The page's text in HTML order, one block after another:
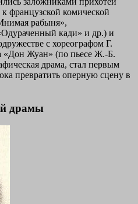
французской комической
рабыня»,
кади» и др.) и
с хореографом Г.
«Дон Жуан» (по пьесе Ж.-Б.
драма, стал первым
превратить оперную сцену в
драмы